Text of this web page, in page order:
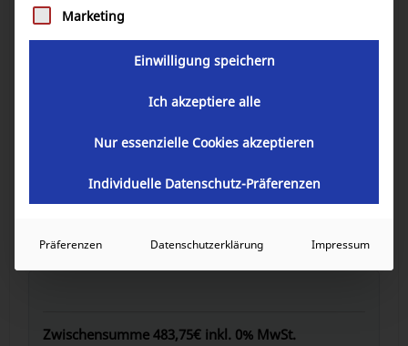
483,75€ inkl. 0% MwSt.
575,66€inkl. 19% MwSt.
GARANTIE
Zwischensumme 483,75€ inkl. 0% MwSt.
Marketing
Einwilligung speichern
Ich akzeptiere alle
Nur essenzielle Cookies akzeptieren
Individuelle Datenschutz-Präferenzen
Präferenzen Datenschutzerklärung Impressum